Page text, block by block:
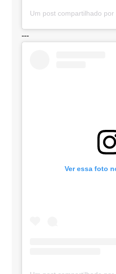
---
Ver essa foto